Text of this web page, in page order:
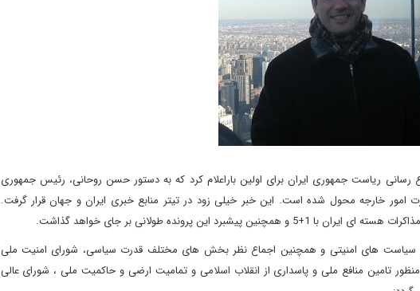
2013، پایگاه اطلاع رسانی ریاست جمهوری ایران برای اولین باراعلام کرد که به دستور حسن روحانی، رئیس جمهوری
امور خارجه محول شده است. این خبر خیلی زود در تیتر منابع خبری ایران و جهان قرار گرفت.
این پرونده طولانی بر جای خواهد گذاشت
.
سیاست های امنیتی و همچنین اجماع نظر بخش های مختلف قدرت سیاسی، شورای امنیت ملی
دارد: "به منظور تامین منافع ملی و پاسداری از انقلاب اسلامی و تمامیت ارضی و حاکمیت ملی ، شورای عالی